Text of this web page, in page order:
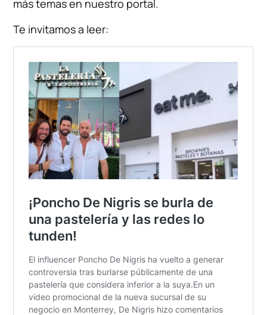
más temas en nuestro portal.
Te invitamos a leer: